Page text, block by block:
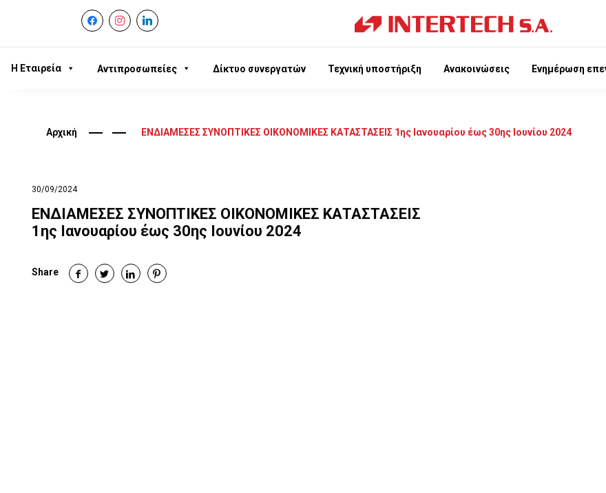
facebookinstagram
linkedin
Η Εταιρεία Αντιπροσωπείες Δίκτυο συνεργατών Τεχνική υποστήριξη Ανακοινώσεις Ενημέρωση
Αρχική ΕΝΔΙΑΜΕΣΕΣ ΣΥΝΟΠΤΙΚΕΣ ΟΙΚΟΝΟΜΙΚΕΣ ΚΑΤΑΣΤΑΣΕΙΣ 1ης Ιανουαρίου έως 30ης Ιουνίου 2024
30/09/2024
ΕΝΔΙΑΜΕΣΕΣ ΣΥΝΟΠΤΙΚΕΣ ΟΙΚΟΝΟΜΙΚΕΣ ΚΑΤΑΣΤΑΣΕΙΣ
1ης Ιανουαρίου έως 30ης Ιουνίου 2024
Share